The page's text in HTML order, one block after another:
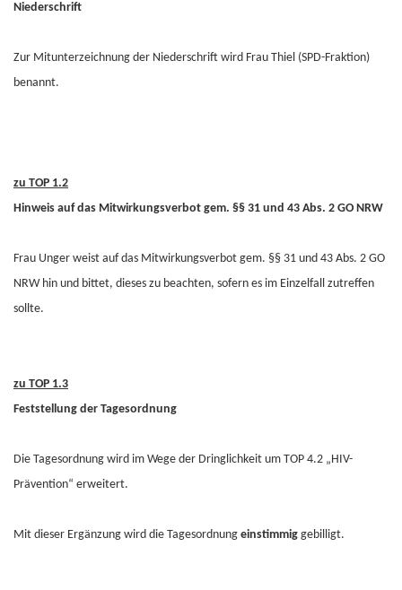
Niederschrift
Zur Mitunterzeichnung der Niederschrift wird Frau Thiel (SPD-Fraktion)
benannt.
zu TOP 1.2
Hinweis auf das Mitwirkungsverbot gem. §§ 31 und 43 Abs. 2 GO NRW
Frau Unger weist auf das Mitwirkungsverbot gem. §§ 31 und 43 Abs. 2 GO
NRW hin und bittet, dieses zu beachten, sofern es im Einzelfall zutreffen
sollte.
zu TOP 1.3
Feststellung der Tagesordnung
Die Tagesordnung wird im Wege der Dringlichkeit um TOP 4.2 „HIV-
Prävention“ erweitert.
Mit dieser Ergänzung wird die Tagesordnung einstimmig gebilligt.